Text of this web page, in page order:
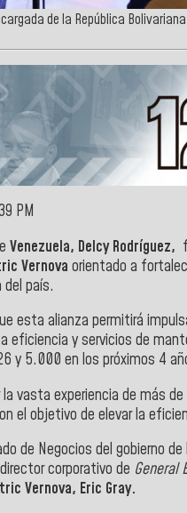
de la República
PM
Venezuela, Delcy Rodríguez,
Vernova orientado a
país.
esta alianza permitirá
eficiencia y servicios de
y 5.000 en los próximos 4
vasta experiencia de más
el objetivo de elevar la
de Negocios del gobierno de
corporativo de General
Vernova, Eric Gray.